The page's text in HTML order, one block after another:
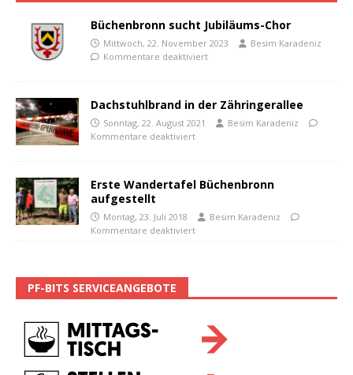
Büchenbronn sucht Jubiläums-Chor
Mittwoch, 22. November 2023
Besim Karadeniz
Kommentare deaktiviert
Dachstuhlbrand in der Zähringerallee
Sonntag, 22. August 2021
Besim Karadeniz
Kommentare deaktiviert
Erste Wandertafel Büchenbronn
aufgestellt
Montag, 23. Juli 2018
Besim Karadeniz
Kommentare deaktiviert
PF-BITS SERVICEANGEBOTE